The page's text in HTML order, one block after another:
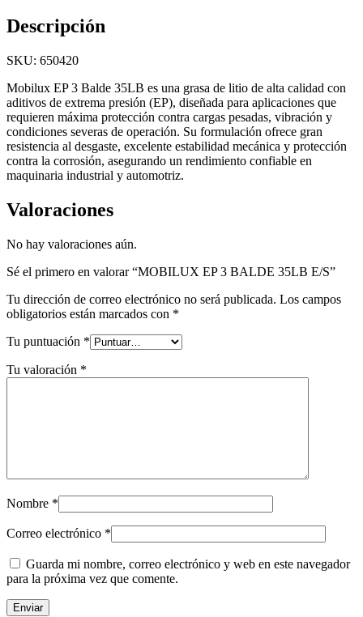
Descripción
SKU: 650420
Mobilux EP 3 Balde 35LB es una grasa de litio de alta calidad con
aditivos de extrema presión (EP), diseñada para aplicaciones que
requieren máxima protección contra cargas pesadas, vibración y
condiciones severas de operación. Su formulación ofrece gran
resistencia al desgaste, excelente estabilidad mecánica y protección
contra la corrosión, asegurando un rendimiento confiable en
maquinaria industrial y automotriz.
Valoraciones
No hay valoraciones aún.
Sé el primero en valorar “MOBILUX EP 3 BALDE 35LB E/S”
Tu dirección de correo electrónico no será publicada. Los campos
obligatorios están marcados con *
Tu puntuación *
Tu valoración *
Nombre *
Correo electrónico *
Guarda mi nombre, correo electrónico y web en este navegador
para la próxima vez que comente.